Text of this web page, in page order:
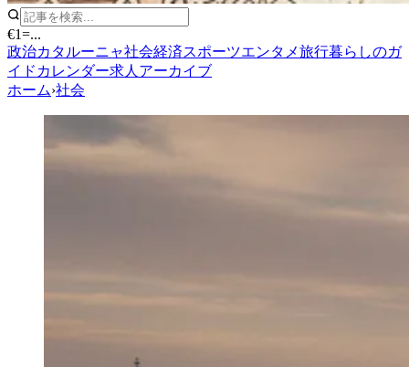
€1=...
政治カタルーニャ社会経済スポーツエンタメ旅行暮らしのガ
イド カレンダー求人 アーカイブ
ホーム›社会